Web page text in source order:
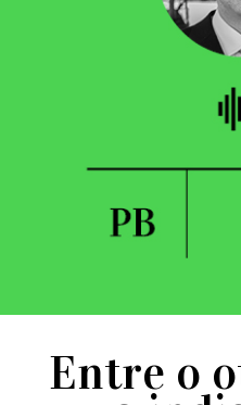
Entre o